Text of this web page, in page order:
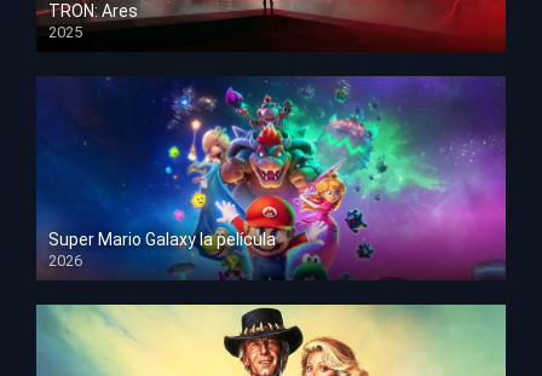
TRON: Ares
2025
HD 1080p
Super Mario Galaxy la película
2026
HD 1080p